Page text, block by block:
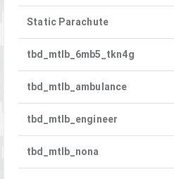
Static Parachute
tbd_mtlb_6mb5_tkn4g
tbd_mtlb_ambulance
tbd_mtlb_engineer
tbd_mtlb_nona